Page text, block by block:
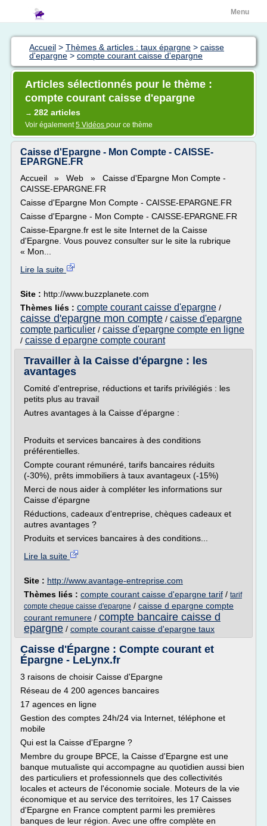
Menu
Accueil > Thèmes & articles : taux épargne > caisse
d'epargne > compte courant caisse d'epargne
Articles sélectionnés pour le thème :
compte courant caisse d'epargne
→ 282 articles
Voir également5 Vidéos pour ce thème
Caisse d'Epargne - Mon Compte - CAISSE-
EPARGNE.FR
Accueil » Web » Caisse d'Epargne Mon Compte -
CAISSE-EPARGNE.FR
Caisse d'Epargne Mon Compte - CAISSE-EPARGNE.FR
Caisse d'Epargne - Mon Compte - CAISSE-EPARGNE.FR
Caisse-Epargne.fr est le site Internet de la Caisse
d'Epargne. Vous pouvez consulter sur le site la rubrique
« Mon...
Lire la suite
Site : http://www.buzzplanete.com
Thèmes liés : compte courant caisse d'epargne /
caisse d'epargne mon compte / caisse d'epargne
compte particulier / caisse d'epargne compte en ligne
/ caisse d epargne compte courant
Travailler à la Caisse d'épargne : les
avantages
Comité d'entreprise, réductions et tarifs privilégiés : les
petits plus au travail
Autres avantages à la Caisse d'épargne :
Produits et services bancaires à des conditions
préférentielles.
Compte courant rémunéré, tarifs bancaires réduits
(-30%), prêts immobiliers à taux avantageux (-15%)
Merci de nous aider à compléter les informations sur
Caisse d'épargne
Réductions, cadeaux d'entreprise, chèques cadeaux et
autres avantages ?
Produits et services bancaires à des conditions...
Lire la suite
Site : http://www.avantage-entreprise.com
Thèmes liés : compte courant caisse d'epargne tarif / tarif
compte cheque caisse d'epargne / caisse d epargne compte
courant remunere / compte bancaire caisse d
epargne / compte courant caisse d'epargne taux
Caisse d'Épargne : Compte courant et
Épargne - LeLynx.fr
3 raisons de choisir Caisse d'Epargne
Réseau de 4 200 agences bancaires
17 agences en ligne
Gestion des comptes 24h/24 via Internet, téléphone et
mobile
Qui est la Caisse d'Epargne ?
Membre du groupe BPCE, la Caisse d'Epargne est une
banque mutualiste qui accompagne au quotidien aussi bien
des particuliers et professionnels que des collectivités
locales et acteurs de l'économie sociale. Moteurs de la vie
économique et au service des territoires, les 17 Caisses
d'Epargne en France comptent parmi les premières
banques de leur région. Avec une offre complète en